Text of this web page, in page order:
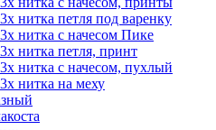
нитка петля под варенку
нитка с начесом Пике
нитка петля, принт
нитка с начесом, пухлый
нитка на меху